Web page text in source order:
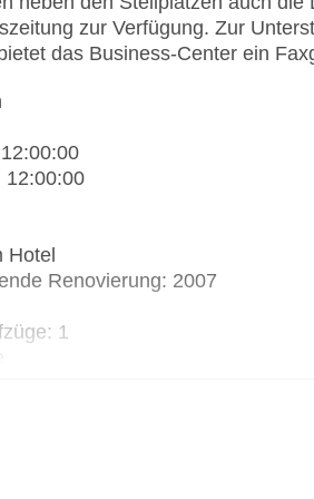
zur Verfügung. Zur
das Business-Center ein
12:00:00
Hotel
Renovierung: 2007
1